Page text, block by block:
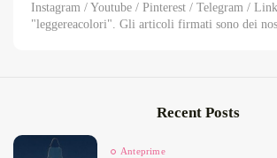
Instagram / Youtube / Pinterest / Telegram /
"leggereacolori". Gli articoli firmati sono dei
Recent Posts
Anteprime